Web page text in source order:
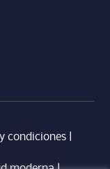
y condiciones